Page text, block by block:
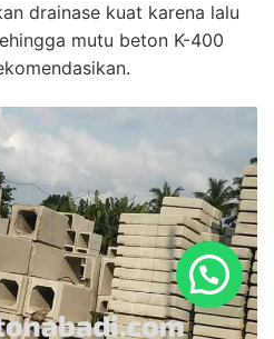
drainase kuat karena lalu
mutu beton K-400